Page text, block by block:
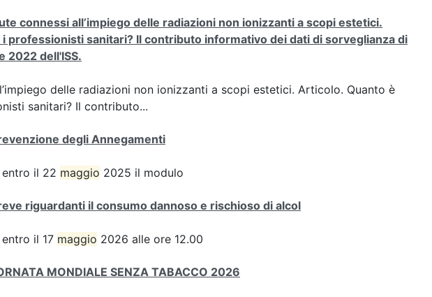
connessi all’impiego delle radiazioni non ionizzanti a scopi estetici.
professionisti sanitari? Il contributo informativo dei dati di sorveglianza di
2022 dell'ISS.
delle radiazioni non ionizzanti a scopi estetici. Articolo. Quanto è
sanitari? Il contributo...
degli Annegamenti
entro il 22 maggio 2025 il modulo
riguardanti il consumo dannoso e rischioso di alcol
il 17 maggio 2026 alle ore 12.00
MONDIALE SENZA TABACCO 2026